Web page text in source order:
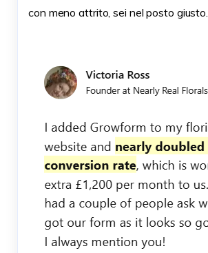
con meno attrito, sei nel posto giusto.